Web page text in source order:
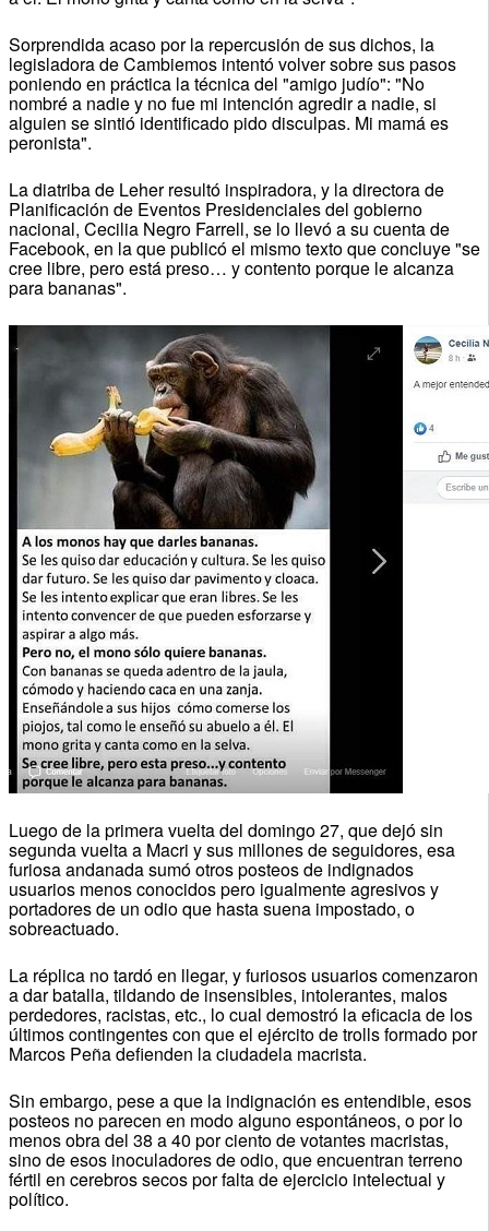
Sorprendida acaso por la repercusión de sus dichos, la
legisladora de Cambiemos intentó volver sobre sus pasos
poniendo en práctica la técnica del "amigo judío": "No
nombré a nadie y no fue mi intención agredir a nadie, si
alguien se sintió identificado pido disculpas. Mi mamá es
peronista".
La diatriba de Leher resultó inspiradora, y la directora de
Planificación de Eventos Presidenciales del gobierno
nacional, Cecilia Negro Farrell, se lo llevó a su cuenta de
Facebook, en la que publicó el mismo texto que concluye "se
cree libre, pero está preso… y contento porque le alcanza
para bananas".
Luego de la primera vuelta del domingo 27, que dejó sin
segunda vuelta a Macri y sus millones de seguidores, esa
furiosa andanada sumó otros posteos de indignados
usuarios menos conocidos pero igualmente agresivos y
portadores de un odio que hasta suena impostado, o
sobreactuado.
La réplica no tardó en llegar, y furiosos usuarios comenzaron
a dar batalla, tildando de insensibles, intolerantes, malos
perdedores, racistas, etc., lo cual demostró la eficacia de los
últimos contingentes con que el ejército de trolls formado por
Marcos Peña defienden la ciudadela macrista.
Sin embargo, pese a que la indignación es entendible, esos
posteos no parecen en modo alguno espontáneos, o por lo
menos obra del 38 a 40 por ciento de votantes macristas,
sino de esos inoculadores de odio, que encuentran terreno
fértil en cerebros secos por falta de ejercicio intelectual y
político.